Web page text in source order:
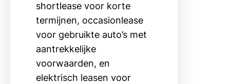
shortlease voor korte
termijnen, occasionlease
voor gebruikte auto’s met
aantrekkelijke
voorwaarden, en
elektrisch leasen voor